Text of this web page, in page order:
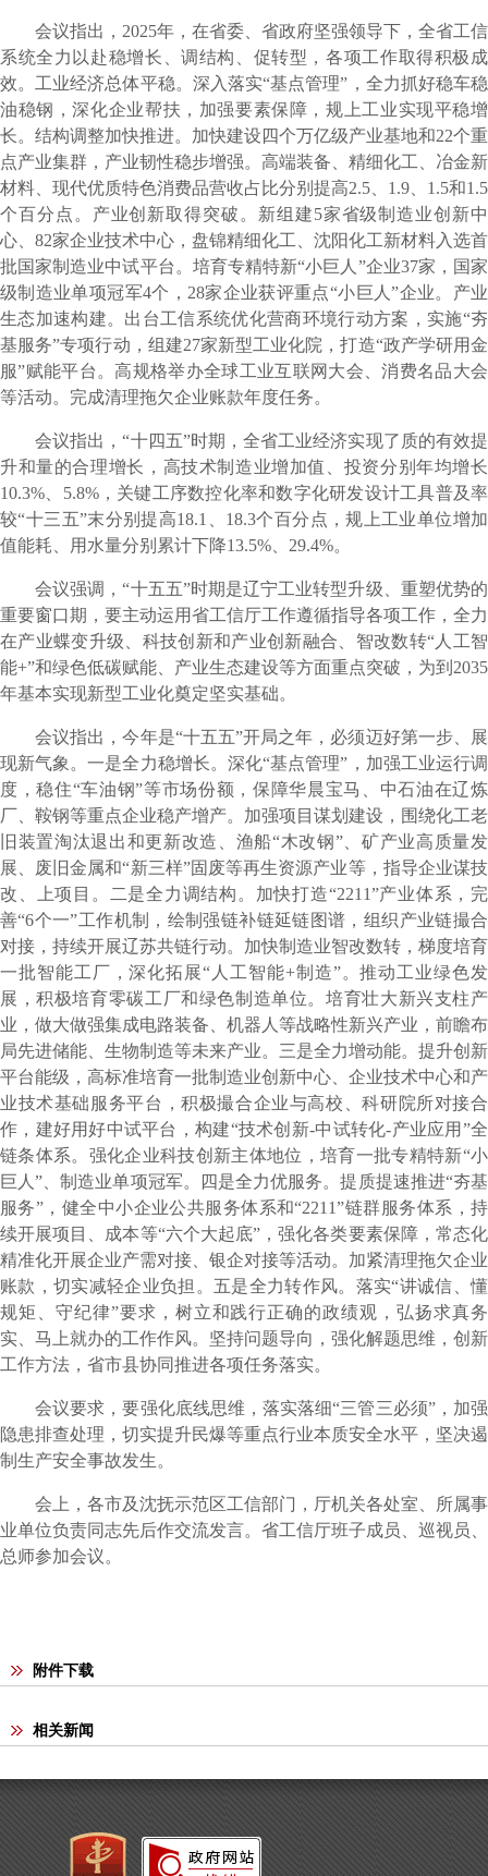
会议指出，2025年，在省委、省政府坚强领导下，全省工信
系统全力以赴稳增长、调结构、促转型，各项工作取得积极成
效。工业经济总体平稳。深入落实“基点管理”，全力抓好稳车稳
油稳钢，深化企业帮扶，加强要素保障，规上工业实现平稳增
长。结构调整加快推进。加快建设四个万亿级产业基地和22个重
点产业集群，产业韧性稳步增强。高端装备、精细化工、冶金新
材料、现代优质特色消费品营收占比分别提高2.5、1.9、1.5和1.5
个百分点。产业创新取得突破。新组建5家省级制造业创新中
心、82家企业技术中心，盘锦精细化工、沈阳化工新材料入选首
批国家制造业中试平台。培育专精特新“小巨人”企业37家，国家
级制造业单项冠军4个，28家企业获评重点“小巨人”企业。产业
生态加速构建。出台工信系统优化营商环境行动方案，实施“夯
基服务”专项行动，组建27家新型工业化院，打造“政产学研用金
服”赋能平台。高规格举办全球工业互联网大会、消费名品大会
等活动。完成清理拖欠企业账款年度任务。
会议指出，“十四五”时期，全省工业经济实现了质的有效提
升和量的合理增长，高技术制造业增加值、投资分别年均增长
10.3%、5.8%，关键工序数控化率和数字化研发设计工具普及率
较“十三五”末分别提高18.1、18.3个百分点，规上工业单位增加
值能耗、用水量分别累计下降13.5%、29.4%。
会议强调，“十五五”时期是辽宁工业转型升级、重塑优势的
重要窗口期，要主动运用省工信厅工作遵循指导各项工作，全力
在产业蝶变升级、科技创新和产业创新融合、智改数转“人工智
能+”和绿色低碳赋能、产业生态建设等方面重点突破，为到2035
年基本实现新型工业化奠定坚实基础。
会议指出，今年是“十五五”开局之年，必须迈好第一步、展
现新气象。一是全力稳增长。深化“基点管理”，加强工业运行调
度，稳住“车油钢”等市场份额，保障华晨宝马、中石油在辽炼
厂、鞍钢等重点企业稳产增产。加强项目谋划建设，围绕化工老
旧装置淘汰退出和更新改造、渔船“木改钢”、矿产业高质量发
展、废旧金属和“新三样”固废等再生资源产业等，指导企业谋技
改、上项目。二是全力调结构。加快打造“2211”产业体系，完
善“6个一”工作机制，绘制强链补链延链图谱，组织产业链撮合
对接，持续开展辽苏共链行动。加快制造业智改数转，梯度培育
一批智能工厂，深化拓展“人工智能+制造”。推动工业绿色发
展，积极培育零碳工厂和绿色制造单位。培育壮大新兴支柱产
业，做大做强集成电路装备、机器人等战略性新兴产业，前瞻布
局先进储能、生物制造等未来产业。三是全力增动能。提升创新
平台能级，高标准培育一批制造业创新中心、企业技术中心和产
业技术基础服务平台，积极撮合企业与高校、科研院所对接合
作，建好用好中试平台，构建“技术创新-中试转化-产业应用”全
链条体系。强化企业科技创新主体地位，培育一批专精特新“小
巨人”、制造业单项冠军。四是全力优服务。提质提速推进“夯基
服务”，健全中小企业公共服务体系和“2211”链群服务体系，持
续开展项目、成本等“六个大起底”，强化各类要素保障，常态化
精准化开展企业产需对接、银企对接等活动。加紧清理拖欠企业
账款，切实减轻企业负担。五是全力转作风。落实“讲诚信、懂
规矩、守纪律”要求，树立和践行正确的政绩观，弘扬求真务
实、马上就办的工作作风。坚持问题导向，强化解题思维，创新
工作方法，省市县协同推进各项任务落实。
会议要求，要强化底线思维，落实落细“三管三必须”，加强
隐患排查处理，切实提升民爆等重点行业本质安全水平，坚决遏
制生产安全事故发生。
会上，各市及沈抚示范区工信部门，厅机关各处室、所属事
业单位负责同志先后作交流发言。省工信厅班子成员、巡视员、
总师参加会议。
附件下载
相关新闻